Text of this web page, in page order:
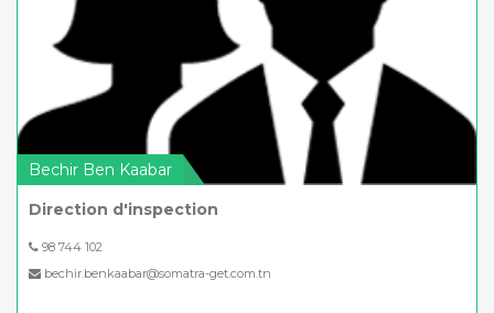
Bechir Ben Kaabar
Direction d'inspection
98 744 102
bechir.benkaabar@somatra-get.com.tn